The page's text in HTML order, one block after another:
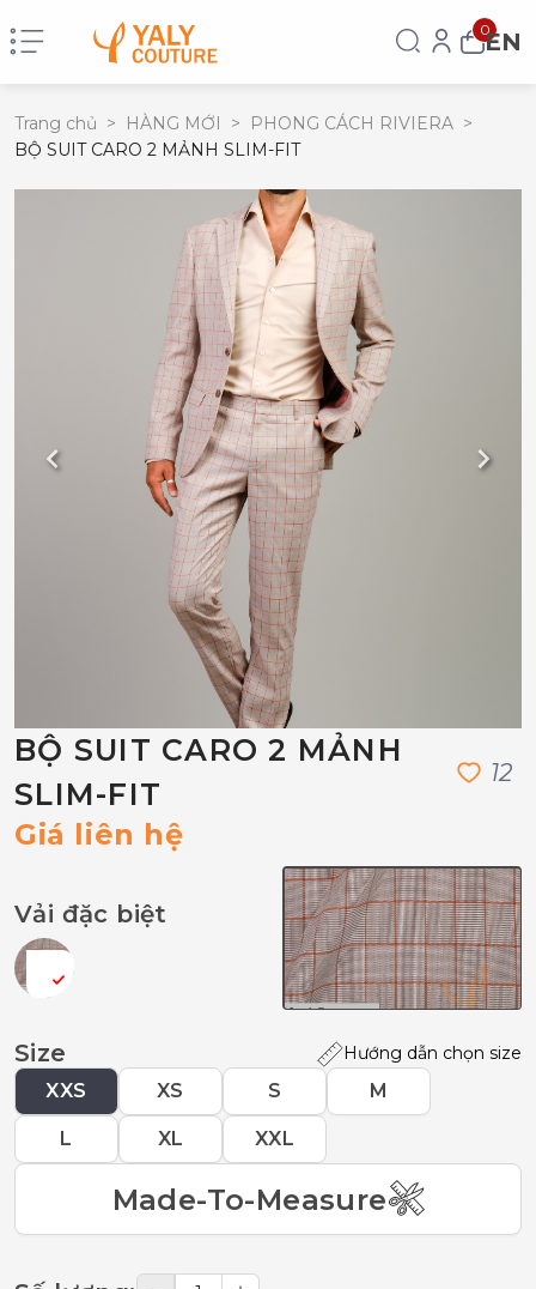
0EN
Trang chủ > HÀNG MỚI > PHONG CÁCH RIVIERA >
BỘ SUIT CARO 2 MẢNH SLIM-FIT
BỘ SUIT CARO 2 MẢNH
SLIM-FIT
12
Giá liên hệ
Vải đặc biệt
Size Hướng dẫn chọn size
XXS XS S M
L XL XXL
Made-To-Measure